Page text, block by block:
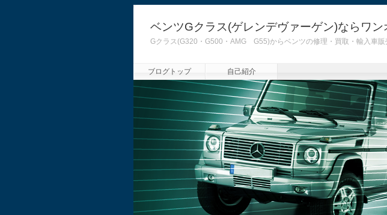
ベンツGクラス(ゲレンデヴァーゲン)ならワ
Gクラス(G320・G500・AMG G55)からベンツの修理・買取・輸入車販
ブログトップ 自己紹介